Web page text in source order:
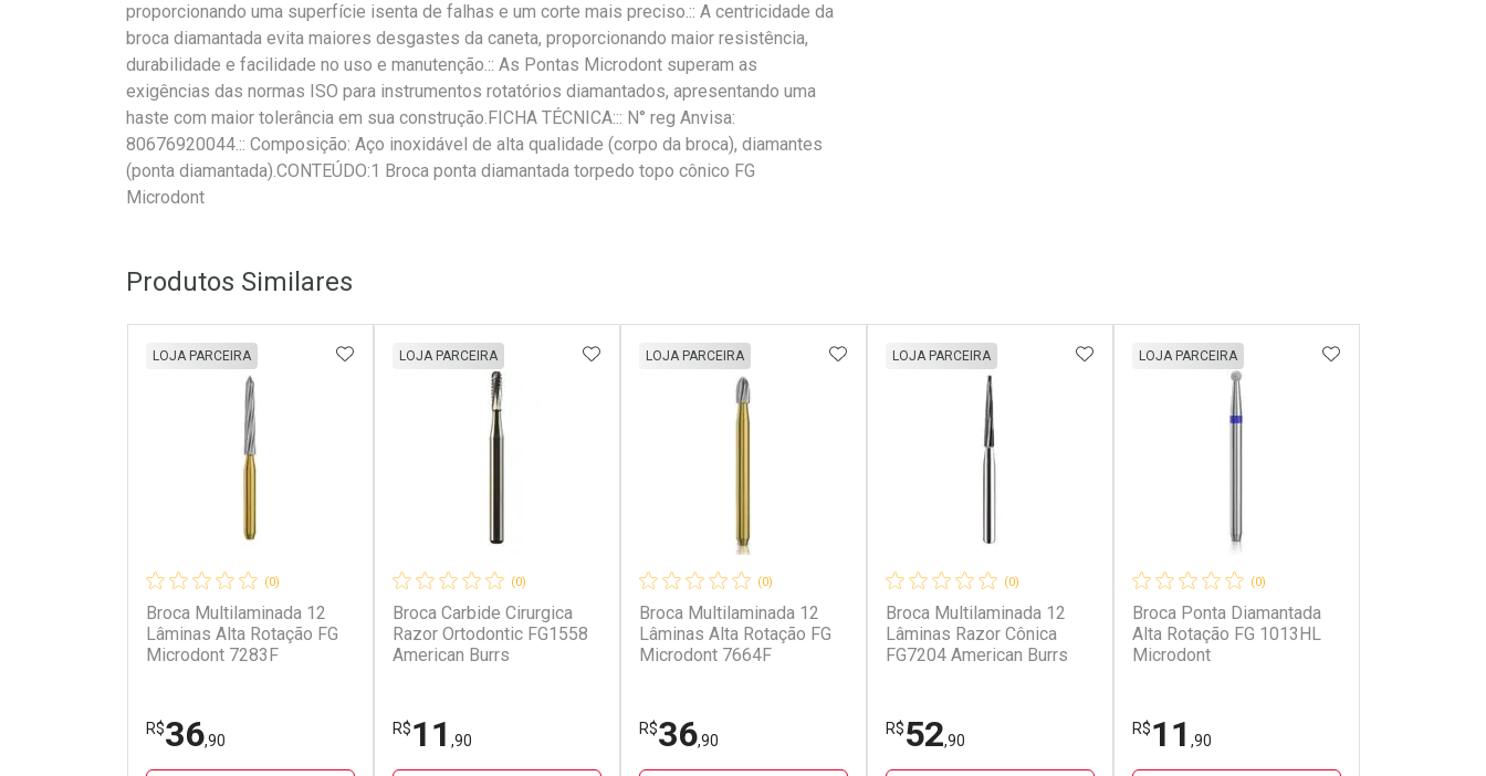
proporcionando uma superfície isenta de falhas e um corte mais preciso.:: A centricidade da
broca diamantada evita maiores desgastes da caneta, proporcionando maior resistência,
durabilidade e facilidade no uso e manutenção.:: As Pontas Microdont superam as
exigências das normas ISO para instrumentos rotatórios diamantados, apresentando uma
haste com maior tolerância em sua construção.FICHA TÉCNICA::: N° reg Anvisa:
80676920044.:: Composição: Aço inoxidável de alta qualidade (corpo da broca), diamantes
(ponta diamantada).CONTEÚDO:1 Broca ponta diamantada torpedo topo cônico FG
Microdont
Produtos Similares
(0)
Broca Multilaminada 12
Lâminas Alta Rotação FG
Microdont 7283F
LOJA PARCEIRA
R$36,90
ADICIONAR AOS FAVORITOS
(0)
Broca Carbide Cirurgica
Razor Ortodontic FG1558
American Burrs
LOJA PARCEIRA
R$11 ,90
ADICIONAR AOS FAVORITOS
(0)
Broca Multilaminada 12
Lâminas Alta Rotação FG
Microdont 7664F
LOJA PARCEIRA
R$36,90
ADICIONAR AOS FAVORITOS
(0)
Broca Multilaminada 12
Lâminas Razor Cônica
FG7204 American Burrs
LOJA PARCEIRA
R$52,90
ADICIONAR AOS FAVORITOS
(0)
Broca Ponta Diamantada
Alta Rotação FG 1013HL
Microdont
LOJA PARCEIRA
R$11 ,90
ADICIONAR AOS